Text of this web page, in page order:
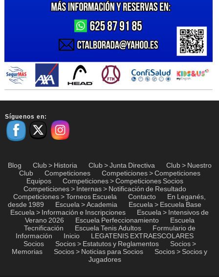
Síguenos en:
Blog Club > Historia Club > Junta Directiva
Club > Nuestro
Club
Competiciones
Competiciones > Competiciones
Equipos
Competiciones > Competiciones Socios
Competiciones > Internas > Notificación de Resultado
Competiciones > Torneos Escuela
Contacto
En Leganés,
desde 1989
Escuela > Academia
Escuela > Escuela Base
Escuela > Información e Inscripciones
Escuela > Intensivos de
Verano 2026
Escuela Perfeccionamiento
Escuela
Tecnificación
Escuela Tenis Adultos
Formulario de
Información
Inicio
LEGATENIS EXTRAESCOLARES
Socios
Socios > Estatutos y Reglamentos
Socios >
Memorias
Socios > Noticias para Socios
Socios > Socios y
Jugadores